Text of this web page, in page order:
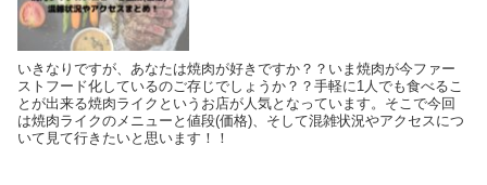
いきなりですが、あなたは焼肉が好きですか？？いま焼肉が今ファー
ストフード化しているのご存じでしょうか？？手軽に1人でも食べるこ
とが出来る焼肉ライクというお店が人気となっています。そこで今回
は焼肉ライクのメニューと値段(価格)、そして混雑状況やアクセスにつ
いて見て行きたいと思います！！